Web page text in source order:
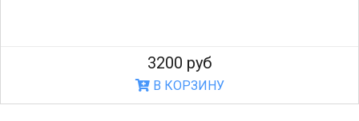
3200 руб
В КОРЗИНУ